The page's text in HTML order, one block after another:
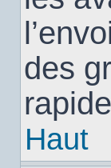
des
Haut